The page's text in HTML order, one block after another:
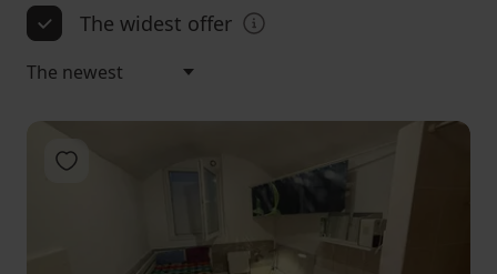
The widest offer
Add to favorites